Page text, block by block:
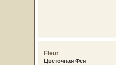
Fleur
Цветочная Фея